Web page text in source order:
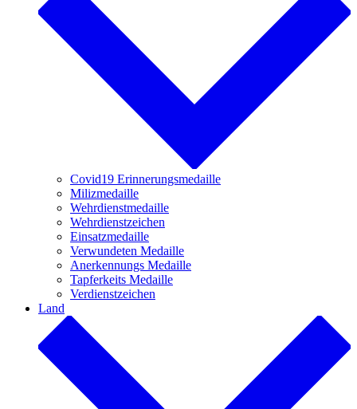
Covid19 Erinnerungsmedaille
Milizmedaille
Wehrdienstmedaille
Wehrdienstzeichen
Einsatzmedaille
Verwundeten Medaille
Anerkennungs Medaille
Tapferkeits Medaille
Verdienstzeichen
Land